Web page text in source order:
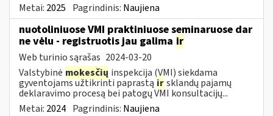
Metai: 2025 Pagrindinis: Naujiena
nuotoliniuose VMI praktiniuose seminaruose dar
ne vėlu - registruotis jau galima ir
Web turinio sąrašas 2024-03-20
Valstybinė mokesčių inspekcija (VMI) siekdama
gyventojams užtikrinti paprastą irsklandų pajamų
deklaravimo procesą bei patogų VMI konsultacijų...
Metai: 2024 Pagrindinis: Naujiena